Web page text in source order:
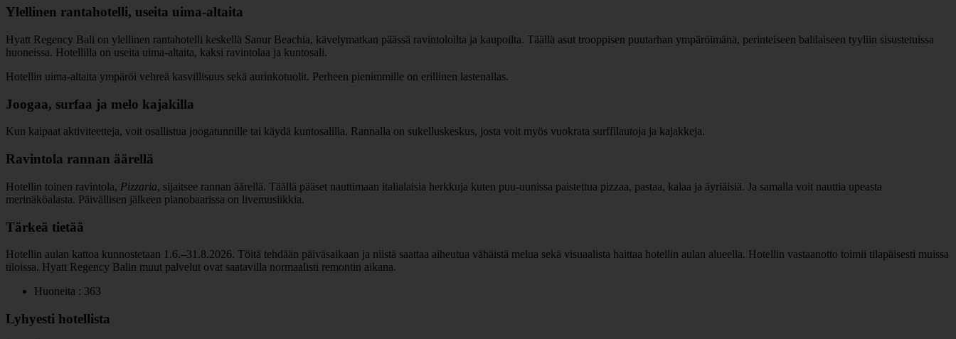
Ylellinen rantahotelli, useita uima-altaita
Hyatt Regency Bali on ylellinen rantahotelli keskellä Sanur Beachia, kävelymatkan päässä ravintoloilta ja kaupoilta. Täällä asut trooppisen puutarhan ympäröimänä, perinteiseen balilaiseen tyyliin sisustetuissa
huoneissa. Hotellilla on useita uima-altaita, kaksi ravintolaa ja kuntosali.
Hotellin uima-altaita ympäröi vehreä kasvillisuus sekä aurinkotuolit. Perheen pienimmille on erillinen lastenallas.
Joogaa, surfaa ja melo kajakilla
Kun kaipaat aktiviteetteja, voit osallistua joogatunnille tai käydä kuntosalilla. Rannalla on sukelluskeskus, josta voit myös vuokrata surffilautoja ja kajakkeja.
Ravintola rannan äärellä
Hotellin toinen ravintola, Pizzaria, sijaitsee rannan äärellä. Täällä pääset nauttimaan italialaisia herkkuja kuten puu-uunissa paistettua pizzaa, pastaa, kalaa ja äyriäisiä. Ja samalla voit nauttia upeasta
merinäköalasta. Päivällisen jälkeen pianobaarissa on livemusiikkia.
Tärkeä tietää
Hotellin aulan kattoa kunnostetaan 1.6.–31.8.2026. Töitä tehdään päiväsaikaan ja niistä saattaa aiheutua vähäistä melua sekä visuaalista haittaa hotellin aulan alueella. Hotellin vastaanotto toimii tilapäisesti muissa
tiloissa. Hyatt Regency Balin muut palvelut ovat saatavilla normaalisti remontin aikana.
Huoneita : 363
Lyhyesti hotellista